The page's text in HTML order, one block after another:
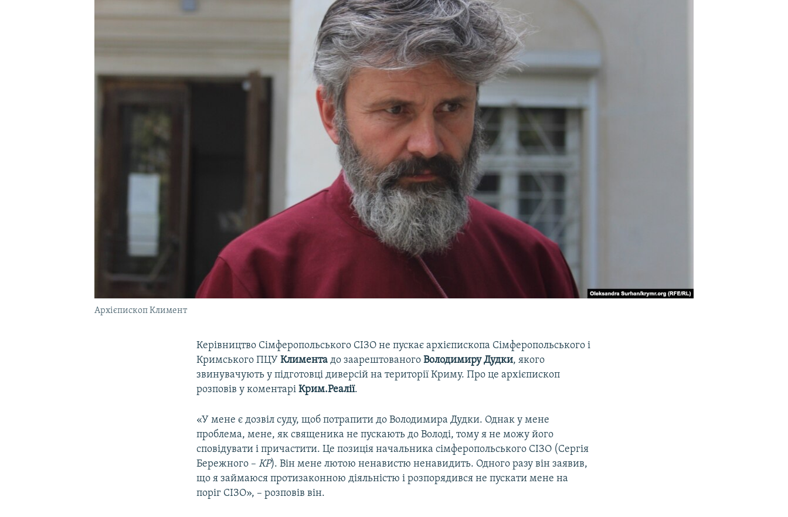
Архієпископ Климент
Керівництво Сімферопольського СІЗО не пускає архієпископа Сімферопольського і
Кримського ПЦУКлиментадо заарештованогоВолодимиру Дудки, якого
звинувачують у підготовці диверсій на території Криму. Про це архієпископ
розповів у коментаріКрим.Реалії.
«У мене є дозвіл суду, щоб потрапити до Володимира Дудки. Однак у мене
проблема, мене, як священика не пускають до Володі, тому я не можу його
сповідувати і причастити. Це позиція начальника сімферопольського СІЗО (Сергія
Бережного –КР). Він мене лютою ненавистю ненавидить. Одного разу він заявив,
що я займаюся протизаконною діяльністю і розпорядився не пускати мене на
поріг СІЗО», – розповів він.